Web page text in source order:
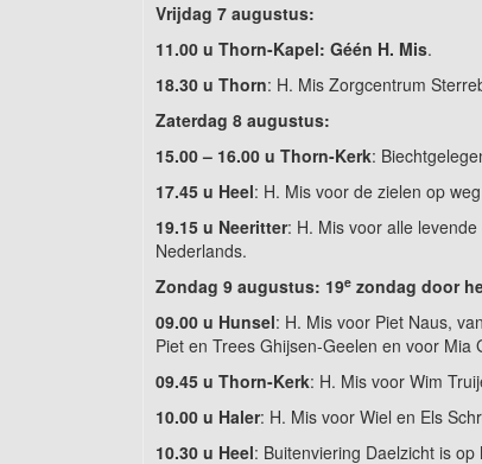
Vrijdag 7 augustus:
11.00 u Thorn-Kapel: Géén H. Mis.
18.30 u Thorn: H. Mis Zorgcentrum
Zaterdag 8 augustus:
15.00 – 16.00 u Thorn-Kerk:
17.45 u Heel: H. Mis voor de zielen op
19.15 u Neeritter: H. Mis voor alle
Nederlands.
Zondag 9 augustus: 19ezondag door
09.00 u Hunsel: H. Mis voor Piet Naus,
Piet en Trees Ghijsen-Geelen en voor
09.45 u Thorn-Kerk: H. Mis voor Wim
10.00 u Haler: H. Mis voor Wiel en Els
10.30 u Heel: Buitenviering Daelzicht is